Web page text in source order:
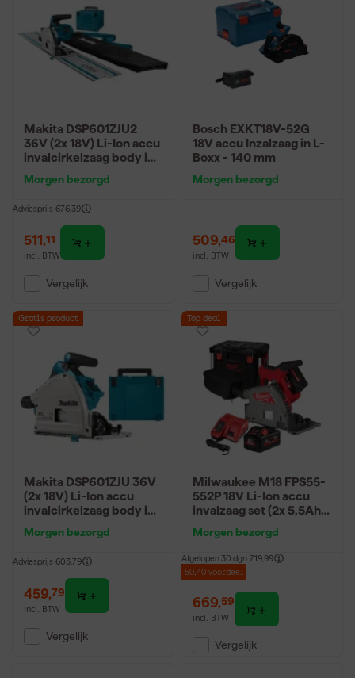
Makita DSP601ZJU2
36V (2x 18V) Li-Ion accu
invalcirkelzaag body in
geleiderail - 20 x 165mm
Morgen bezorgd
Adviesprijs 676,39
511,11
incl. BTW
Vergelijk
Bosch EXKT18V-52G
18V accu Inzalzaag in L-
Boxx - 140 mm
Morgen bezorgd
509,46
incl. BTW
Vergelijk
Gratis product
Makita DSP601ZJU 36V
(2x 18V) Li-Ion accu
invalcirkelzaag body in
165mm -
Morgen bezorgd
Adviesprijs 603,79
459,79
incl. BTW
Vergelijk
Top deal
Milwaukee M18 FPS55-
552P 18V Li-Ion accu
invalzaag set (2x 5,5Ah)
Morgen bezorgd
Afgelopen 30 dgn 719,99
50,40 voordeel
669,59
incl. BTW
Vergelijk